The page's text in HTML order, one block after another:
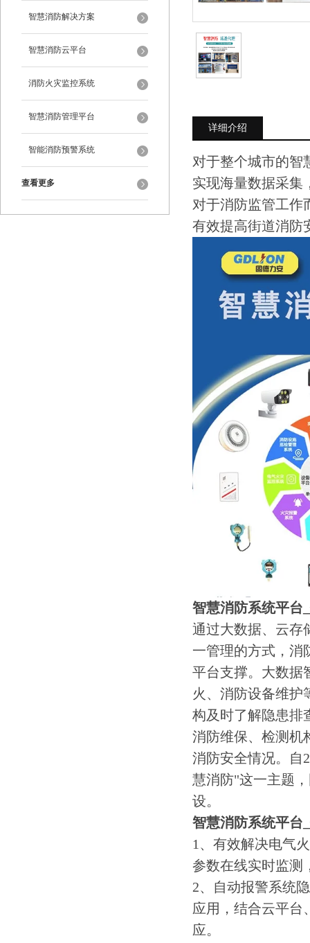
智慧消防解决方案
智慧消防云平台
消防火灾监控系统
智慧消防管理平台
智能消防预警系统
查看更多
详细介绍
对于整个城市的智
实现海量数据采集
对于消防监管工作
有效提高街道消防
智慧消防系统平台
通过大数据、云存
一管理的方式，消
平台支撑。大数据
火、消防设备维护
构及时了解隐患排
消防维保、检测机
消防安全情况。自
慧消防"这一主题
设。
智慧消防系统平台
1、有效解决电气
参数在线实时监测
2、自动报警系统
应用，结合云平台
应。